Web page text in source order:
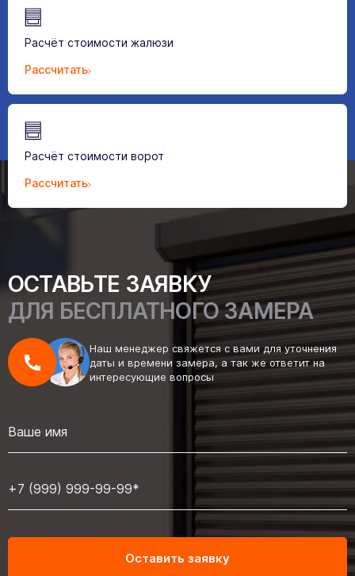
Расчёт стоимости жалюзи
Рассчитать
Расчёт стоимости ворот
Рассчитать
ОСТАВЬТЕ ЗАЯВКУ
ДЛЯ БЕСПЛАТНОГО ЗАМЕРА
Наш менеджер свяжется с вами для уточнения
даты и времени замера, а так же ответит на
интересующие вопросы